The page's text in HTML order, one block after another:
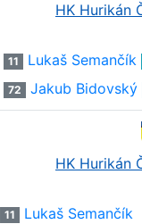
HK Hurikán
11 Lukaš Semančík
72 Jakub Bidovský
HK Hurikán
11 Lukaš Semančík